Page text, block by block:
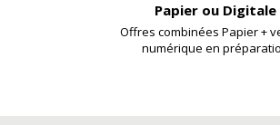
Papier ou Digitale
Offres combinées Papier +
numérique en